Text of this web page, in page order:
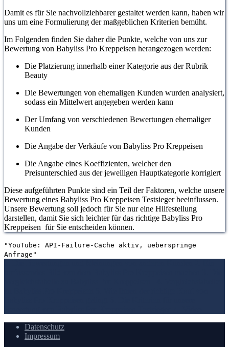
Damit es für Sie nachvollziehbarer gestaltet werden kann, haben wir
uns um eine Formulierung der maßgeblichen Kriterien bemüht.
Im Folgenden finden Sie daher die Punkte, welche von uns zur
Bewertung von Babyliss Pro Kreppeisen herangezogen werden:
Die Platzierung innerhalb einer Kategorie aus der Rubrik
Beauty
Die Bewertungen von ehemaligen Kunden wurden analysiert,
sodass ein Mittelwert angegeben werden kann
Der Umfang von verschiedenen Bewertungen ehemaliger
Kunden
Die Angabe der Verkäufe von Babyliss Pro Kreppeisen
Die Angabe eines Koeffizienten, welcher den
Preisunterschied aus der jeweiligen Hauptkategorie korrigiert
Diese aufgeführten Punkte sind ein Teil der Faktoren, welche unsere
Bewertung eines Babyliss Pro Kreppeisen Testsieger beeinflussen.
Unsere Bewertung soll jedoch für Sie nur eine Hilfestellung
darstellen, damit Sie sich leichter für das richtige Babyliss Pro
Kreppeisen für Sie entscheiden können.
"YouTube: API-Failure-Cache aktiv, ueberspringe
Anfrage"
Datenschutz
Impressum